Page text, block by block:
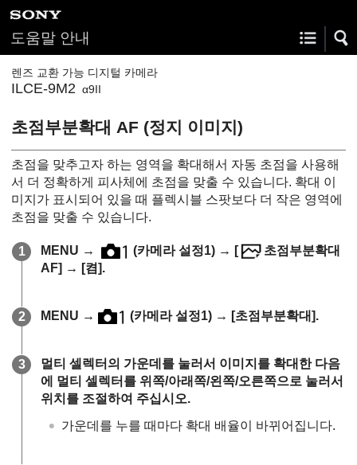
도움말 안내
렌즈 교환 가능 디지털 카메라
ILCE-9M2 α9II
초점부분확대 AF (정지 이미지)
초점을 맞추고자 하는 영역을 확대해서 자동 초점을 사용해
서 더 정확하게 피사체에 초점을 맞출 수 있습니다. 확대 이
미지가 표시되어 있을 때 플렉시블 스팟보다 더 작은 영역에
초점을 맞출 수 있습니다.
MENU → (카메라 설정1) → [
초점부분확대
AF] → [켬].
MENU → (카메라 설정1) → [초점부분확대].
멀티 셀렉터의 가운데를 눌러서 이미지를 확대한 다음
에 멀티 셀렉터를 위쪽/아래쪽/왼쪽/오른쪽으로 눌러서
위치를 조절하여 주십시오.
가운데를 누를 때마다 확대 배율이 바뀌어집니다.